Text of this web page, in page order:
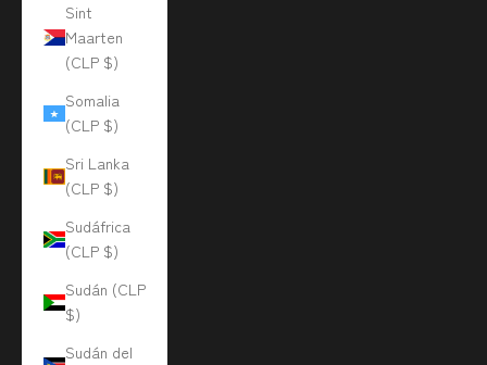
Sint
Maarten
(CLP $)
Somalia
(CLP $)
Sri Lanka
(CLP $)
Sudáfrica
(CLP $)
Sudán (CLP
$)
Sudán del